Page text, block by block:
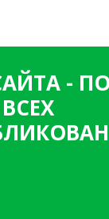
-